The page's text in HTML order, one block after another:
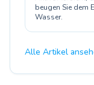
beugen Sie dem
Wasser.
Alle Artikel